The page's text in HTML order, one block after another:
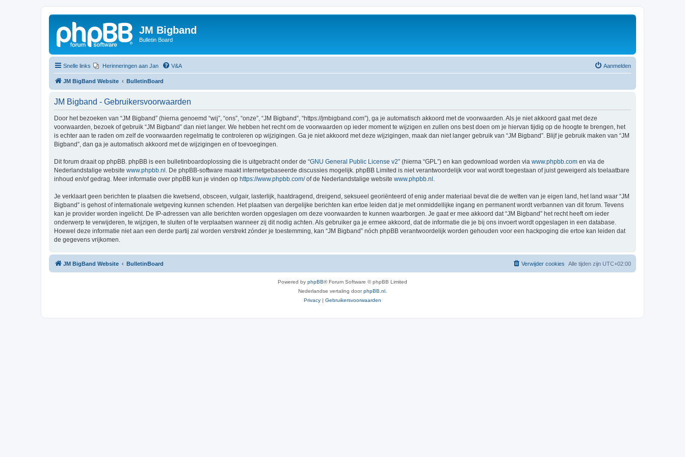
JM Bigband
Bulletin Board
Snelle links Herinneringen aan Jan V&A Aanmelden
JM BigBand Website BulletinBoard
JM Bigband - Gebruikersvoorwaarden
Door het bezoeken van “JM Bigband” (hierna genoemd “wij”, “ons”, “onze”, “JM Bigband”, “https://jmbigband.com”), ga je automatisch akkoord met de voorwaarden. Als je niet akkoord gaat met deze
voorwaarden, bezoek of gebruik “JM Bigband” dan niet langer. We hebben het recht om de voorwaarden op ieder moment te wijzigen en zullen ons best doen om je hiervan tijdig op de hoogte te brengen, het
is echter aan te raden om zelf de voorwaarden regelmatig te controleren op wijzigingen. Ga je niet akkoord met deze wijzigingen, maak dan niet langer gebruik van “JM Bigband”. Blijf je gebruik maken van “JM
Bigband”, dan ga je automatisch akkoord met de wijzigingen en of toevoegingen.
Dit forum draait op phpBB. phpBB is een bulletinboardoplossing die is uitgebracht onder de “GNU General Public License v2” (hierna “GPL”) en kan gedownload worden via www.phpbb.com en via de
Nederlandstalige website www.phpbb.nl . De phpBB-software maakt internetgebaseerde discussies mogelijk. phpBB Limited is niet verantwoordelijk voor wat wordt toegestaan of juist geweigerd als toelaatbare
inhoud en/of gedrag. Meer informatie over phpBB kun je vinden op https://www.phpbb.com/of de Nederlandstalige website www.phpbb.nl
Je verklaart geen berichten te plaatsen die kwetsend, obsceen, vulgair, lasterlijk, haatdragend, dreigend, seksueel georiënteerd of enig ander materiaal bevat die de wetten van je eigen land, het land waar “JM
Bigband” is gehost of internationale wetgeving kunnen schenden. Het plaatsen van dergelijke berichten kan ertoe leiden dat je met onmiddellijke ingang en permanent wordt verbannen van dit forum. Tevens
kan je provider worden ingelicht. De IP-adressen van alle berichten worden opgeslagen om deze voorwaarden te kunnen waarborgen. Je gaat er mee akkoord dat “JM Bigband” het recht heeft om ieder
onderwerp te verwijderen, te wijzigen, te sluiten of te verplaatsen wanneer zij dit nodig achten. Als gebruiker ga je ermee akkoord, dat de informatie die je bij ons invoert wordt opgeslagen in een database.
Hoewel deze informatie niet aan een derde partij zal worden verstrekt zónder je toestemming, kan “JM Bigband” nóch phpBB verantwoordelijk worden gehouden voor een hackpoging die ertoe kan leiden dat
de gegevens vrijkomen.
JM BigBand Website BulletinBoard Alle tijden zijn UTC+02:00
Verwijder cookies
Powered by phpBB® Forum Software © phpBB Limited
Nederlandse vertaling doorphpBB.nl
Privacy | Gebruikersvoorwaarden